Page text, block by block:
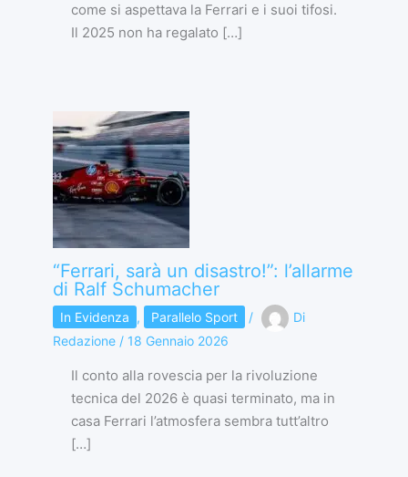
come si aspettava la Ferrari e i suoi tifosi.
Il 2025 non ha regalato […]
“Ferrari, sarà un disastro!”: l’allarme
di Ralf Schumacher
In Evidenza , Parallelo Sport /
Di
Redazione / 18 Gennaio 2026
Il conto alla rovescia per la rivoluzione
tecnica del 2026 è quasi terminato, ma in
casa Ferrari l’atmosfera sembra tutt’altro
[…]